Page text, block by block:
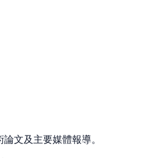
文及主要媒體報導。